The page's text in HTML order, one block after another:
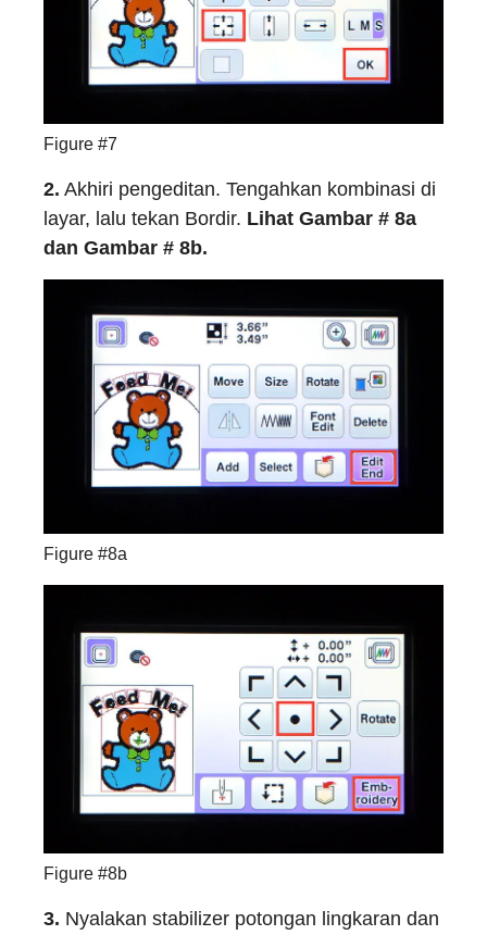
Figure #7
2. Akhiri pengeditan. Tengahkan kombinasi di
layar, lalu tekan Bordir. Lihat Gambar # 8a
dan Gambar # 8b.
Figure #8a
Figure #8b
3. Nyalakan stabilizer potongan lingkaran dan